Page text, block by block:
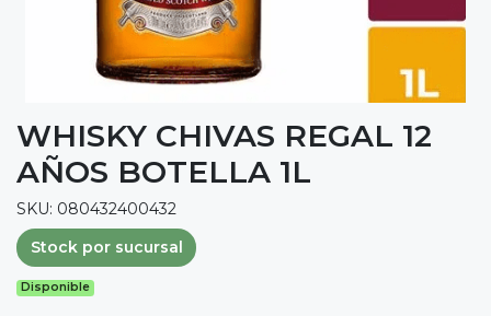
WHISKY CHIVAS REGAL 12
AÑOS BOTELLA 1L
SKU: 080432400432
Stock por sucursal
Disponible